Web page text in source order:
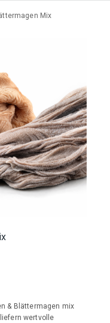
Mix
& Blättermagen mix
wertvolle